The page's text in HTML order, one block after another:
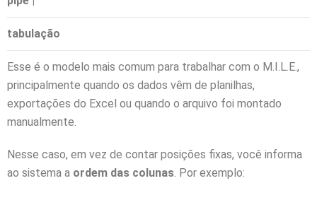
tabulação
Esse é o modelo mais comum para trabalhar com o M.I.L.E.,
principalmente quando os dados vêm de planilhas,
exportações do Excel ou quando o arquivo foi montado
manualmente.
Nesse caso, em vez de contar posições fixas, você informa
ao sistema a ordem das colunas . Por exemplo: